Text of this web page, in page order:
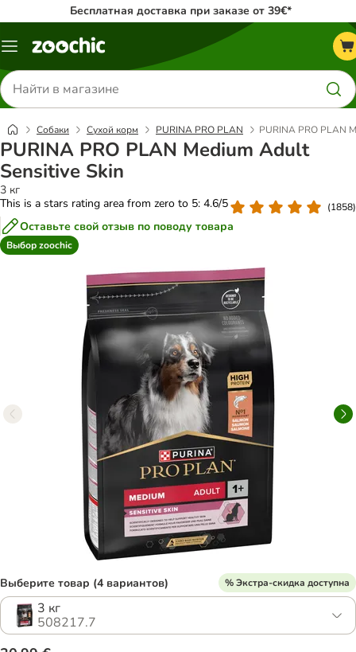
Бесплатная доставка при заказе от 39€*
Каталог
Поиск
товаров
Собаки Сухой корм PURINA PRO PLAN PURINA PRO PLAN
PURINA PRO PLAN Medium Adult
Sensitive Skin
3 кг
This is a stars rating area from zero to 5: 4.6/5
(1858)
Оставьте свой отзыв по поводу товара
Выбор zoochic
Выберите товар (4 вариантов) % Экстра-скидка доступна
3 кг
508217.7